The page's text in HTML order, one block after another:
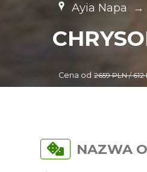
Ayia Napa →
Cena od 2659 PLN / 612
NAZWA